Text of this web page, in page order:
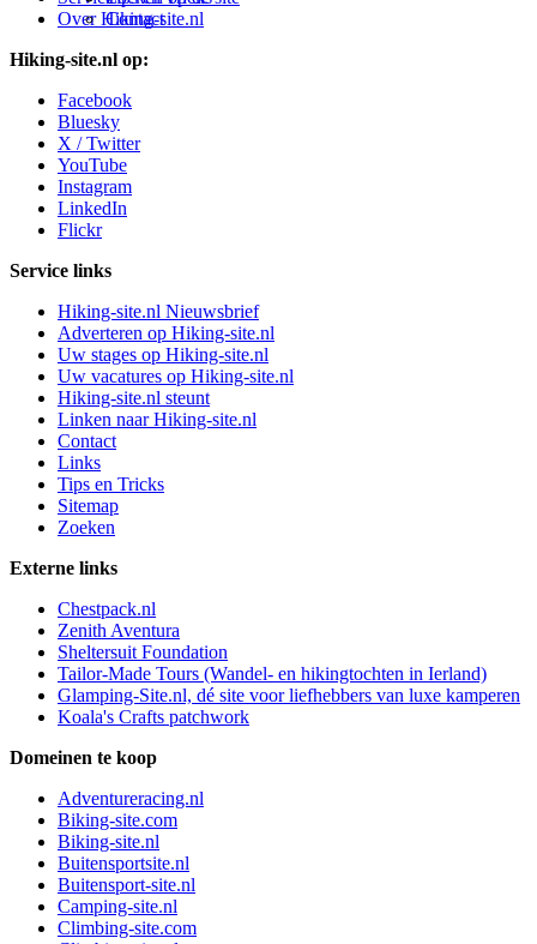
Over Hiking-site.nl
Contact
Hiking-site.nl op:
Facebook
Bluesky
X / Twitter
YouTube
Instagram
LinkedIn
Flickr
Service links
Hiking-site.nl Nieuwsbrief
Adverteren op Hiking-site.nl
Uw stages op Hiking-site.nl
Uw vacatures op Hiking-site.nl
Hiking-site.nl steunt
Linken naar Hiking-site.nl
Contact
Links
Tips en Tricks
Sitemap
Zoeken
Externe links
Chestpack.nl
Zenith Aventura
Sheltersuit Foundation
Tailor-Made Tours (Wandel- en hikingtochten in Ierland)
Glamping-Site.nl, dé site voor liefhebbers van luxe kamperen
Koala's Crafts patchwork
Domeinen te koop
Adventureracing.nl
Biking-site.com
Biking-site.nl
Buitensportsite.nl
Buitensport-site.nl
Camping-site.nl
Climbing-site.com